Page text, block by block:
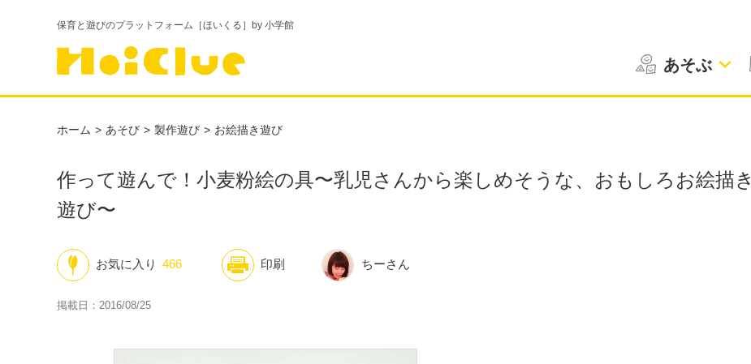
保育と遊びのプラットフォーム［ほいくる］by 小学館
あそぶ
ホーム あそび 製作遊び お絵描き遊び
作って遊んで！小麦粉絵の具〜乳児さんから楽しめそうな、おもしろお絵描き
遊び〜
ちーさん
お気に入り 466 印刷
掲載日：2016/08/25